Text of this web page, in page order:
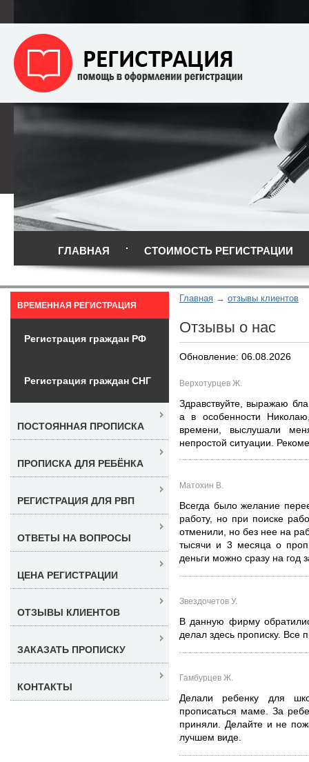
ГЛАВНАЯ СТОИМОСТЬ РЕГИСТРАЦИИ
Главная отзывы клиентов
Отзывы о нас
Обновление: 06.08.2026
Верхотурцев Ж.
Здравствуйте, выражаю
а в особенности
времени, выслушали
непростой ситуации.
Матохин В.
Всегда было желание
работу, но при поиске
отменили, но без нее на
тысячи и 3 месяца о
деньги можно сразу на год
Звездочетов У.
В данную фирму
делал здесь прописку. Все
Гамбурцев Ж.
Делали ребенку для
прописаться маме. За
приняли. Делайте и не
лучшем виде.
ВРЕМЕННАЯ РЕГИСТРАЦИЯ
Регистрация граждан РФ
Регистрация граждан СНГ
ПОСТОЯННАЯ ПРОПИСКА
ПРОПИСКА ДЛЯ РЕБЁНКА
РЕГИСТРАЦИЯ ДЛЯ РВП
ОТВЕТЫ НА ВОПРОСЫ
ЦЕНА РЕГИСТРАЦИИ
ОТЗЫВЫ КЛИЕНТОВ
ЗАКАЗАТЬ ПРОПИСКУ
КОНТАКТЫ